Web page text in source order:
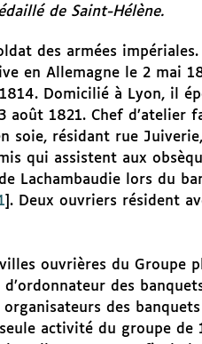
de Saint-Hélène.
des armées
en Allemagne le 2 mai
Domicilié à Lyon, il
août 1821. Chef d’atelier
soie, résidant rue
qui assistent aux
Lachambaudie lors du
. Deux ouvriers résident
ouvrières du Groupe
des
des
activité du groupe